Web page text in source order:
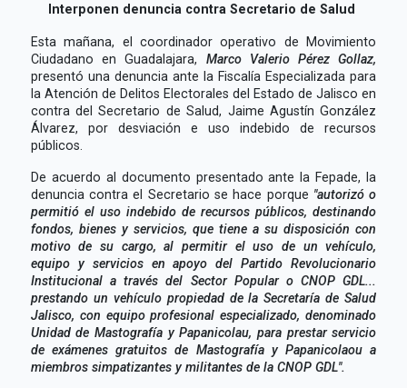
Interponen denuncia contra Secretario de Salud
Esta mañana, el coordinador operativo de Movimiento
Ciudadano en Guadalajara, Marco Valerio Pérez Gollaz,
presentó una denuncia ante la Fiscalía Especializada para
la Atención de Delitos Electorales del Estado de Jalisco en
contra del Secretario de Salud, Jaime Agustín González
Álvarez, por desviación e uso indebido de recursos
públicos.
De acuerdo al documento presentado ante la Fepade, la
denuncia contra el Secretario se hace porque "autorizó o
permitió el uso indebido de recursos públicos, destinando
fondos, bienes y servicios, que tiene a su disposición con
motivo de su cargo, al permitir el uso de un vehículo,
equipo y servicios en apoyo del Partido Revolucionario
Institucional a través del Sector Popular o CNOP GDL...
prestando un vehículo propiedad de la Secretaría de Salud
Jalisco, con equipo profesional especializado, denominado
Unidad de Mastografía y Papanicolau, para prestar servicio
de exámenes gratuitos de Mastografía y Papanicolaou a
miembros simpatizantes y militantes de la CNOP GDL".